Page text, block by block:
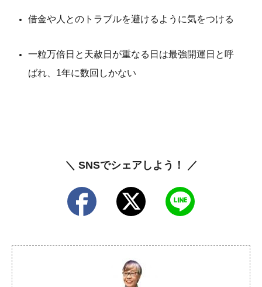
借金や人とのトラブルを避けるように気をつける
一粒万倍日と天赦日が重なる日は最強開運日と呼
ばれ、1年に数回しかない
＼ SNSでシェアしよう！ ／